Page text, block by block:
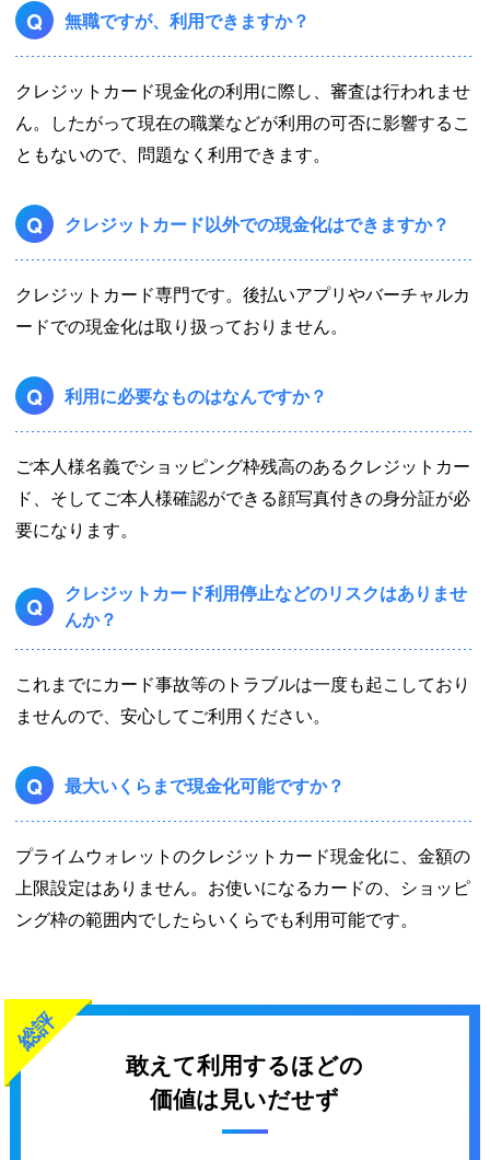
Q 無職ですが、利用できますか？
クレジットカード現金化の利用に際し、審査は行われませ
ん。したがって現在の職業などが利用の可否に影響するこ
ともないので、問題なく利用できます。
Q クレジットカード以外での現金化はできますか？
クレジットカード専門です。後払いアプリやバーチャルカ
ードでの現金化は取り扱っておりません。
Q 利用に必要なものはなんですか？
ご本人様名義でショッピング枠残高のあるクレジットカー
ド、そしてご本人様確認ができる顔写真付きの身分証が必
要になります。
Q
クレジットカード利用停止などのリスクはありませ
んか？
これまでにカード事故等のトラブルは一度も起こしており
ませんので、安心してご利用ください。
Q 最大いくらまで現金化可能ですか？
プライムウォレットのクレジットカード現金化に、金額の
上限設定はありません。お使いになるカードの、ショッピ
ング枠の範囲内でしたらいくらでも利用可能です。
総評
敢えて利用するほどの
価値は見いだせず